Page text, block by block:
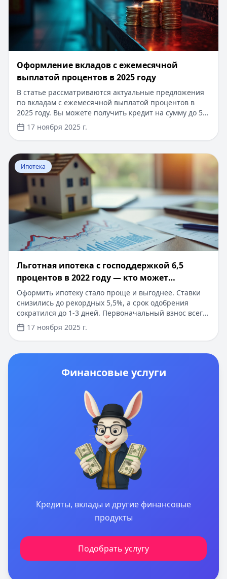
Оформление вкладов с ежемесячной
выплатой процентов в 2025 году
В статье рассматриваются актуальные предложения
по вкладам с ежемесячной выплатой процентов в
2025 году. Вы можете получить кредит на сумму до 5
000 000 рублей сроком до 7 лет. Быстрое
рассмотрение заявки, возможность оформления
онлайн, без справок о доходах. Решение за 10 минут.
17 ноября 2025 г.
Перейти к статье:Льготная ипотека с
Ипотека
Льготная ипотека с господдержкой 6,5
процентов в 2022 году — кто может
получить
Оформить ипотеку стало проще и выгоднее. Ставки
снизились до рекордных 5,5%, а срок одобрения
сократился до 1-3 дней. Первоначальный взнос всего
от 15%, максимальная сумма кредита увеличена до 12
млн рублей. Доступно онлайн-оформление без
посещения банка, с минимальным пакетом
документов. Решение по заявке за 24 часа.
17 ноября 2025 г.
Финансовые услуги
Кредиты, вклады и другие финансовые
продукты
Подобрать услугу